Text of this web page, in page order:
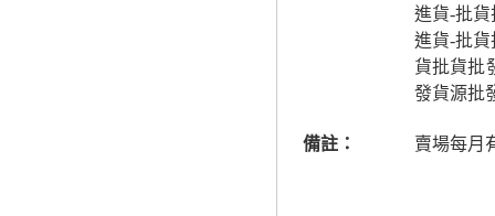
進貨-批
進貨-批
貨批貨批
發貨源批
備註： 賣場每月